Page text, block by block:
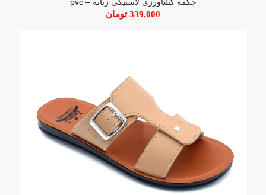
چکمه کشاورزی لاستیکی زنانه – pvc
339,000 تومان